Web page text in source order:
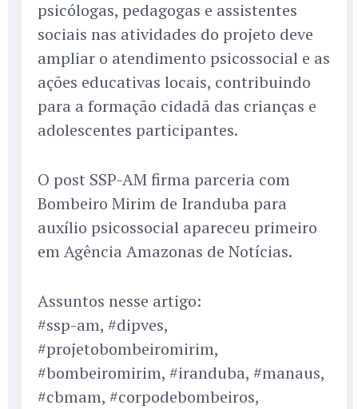
psicólogas, pedagogas e assistentes
sociais nas atividades do projeto deve
ampliar o atendimento psicossocial e as
ações educativas locais, contribuindo
para a formação cidadã das crianças e
adolescentes participantes.
O post SSP-AM firma parceria com
Bombeiro Mirim de Iranduba para
auxílio psicossocial apareceu primeiro
em Agência Amazonas de Notícias.
Assuntos nesse artigo:
#ssp-am, #dipves,
#projetobombeiromirim,
#bombeiromirim, #iranduba, #manaus,
#cbmam, #corpodebombeiros,